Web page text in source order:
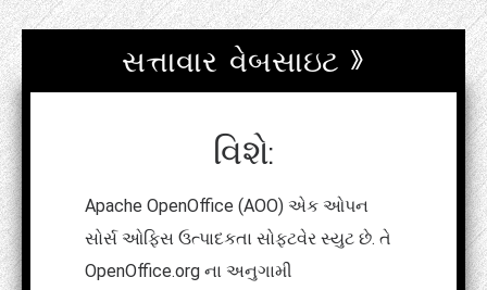
સત્તાવાર વેબસાઇટ »
વિશે:
Apache OpenOffice (AOO) એક ઓપન
સોર્સ ઓફિસ ઉત્પાદકતા સોફ્ટવેર સ્યુટ છે. તે
OpenOffice.org ના અનુગામી